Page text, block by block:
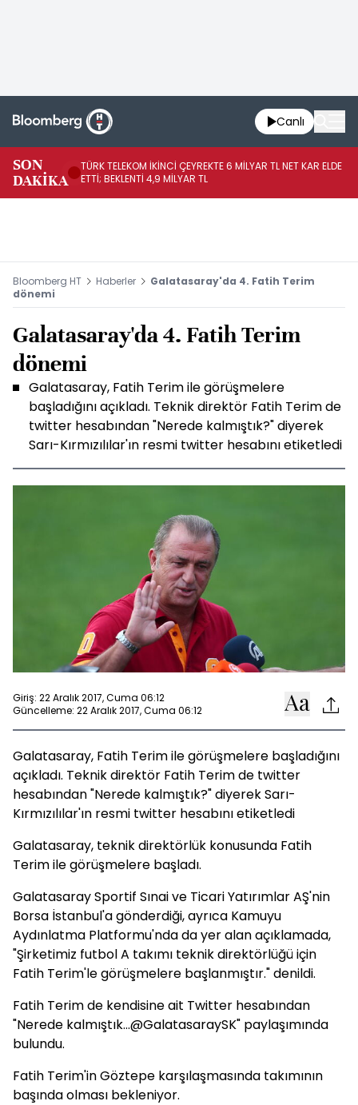
Canlı
SON
DAKİKA
TÜRK TELEKOM İKİNCİ ÇEYREKTE 6 MİLYAR TL NET KAR ELDE
ETTİ; BEKLENTİ 4,9 MİLYAR TL
Bloomberg HT Haberler
Galatasaray'da 4. Fatih Terim
dönemi
Galatasaray'da 4. Fatih Terim
dönemi
Galatasaray, Fatih Terim ile görüşmelere
başladığını açıkladı. Teknik direktör Fatih Terim de
twitter hesabından "Nerede kalmıştık?" diyerek
Sarı-Kırmızılılar'ın resmi twitter hesabını etiketledi
Giriş: 22 Aralık 2017, Cuma 06:12
Güncelleme: 22 Aralık 2017, Cuma 06:12
Galatasaray, Fatih Terim ile görüşmelere başladığını
açıkladı. Teknik direktör Fatih Terim de twitter
hesabından "Nerede kalmıştık?" diyerek Sarı-
Kırmızılılar'ın resmi twitter hesabını etiketledi
Galatasaray, teknik direktörlük konusunda Fatih
Terim ile görüşmelere başladı.
Galatasaray Sportif Sınai ve Ticari Yatırımlar AŞ'nin
Borsa İstanbul'a gönderdiği, ayrıca Kamuyu
Aydınlatma Platformu'nda da yer alan açıklamada,
"Şirketimiz futbol A takımı teknik direktörlüğü için
Fatih Terim'le görüşmelere başlanmıştır." denildi.
Fatih Terim de kendisine ait Twitter hesabından
"Nerede kalmıştık...@GalatasaraySK" paylaşımında
bulundu.
Fatih Terim'in Göztepe karşılaşmasında takımının
başında olması bekleniyor.